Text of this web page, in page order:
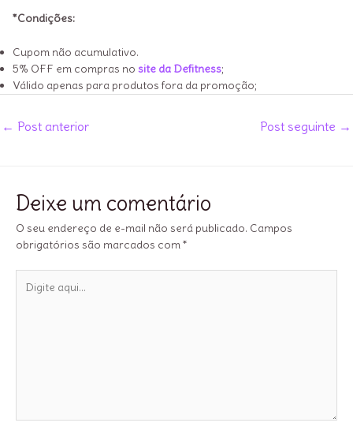
*Condições:
Cupom não acumulativo.
5% OFF em compras no site da Defitness;
Válido apenas para produtos fora da promoção;
Post
navigation
← Post anterior Post seguinte →
Deixe um comentário
O seu endereço de e-mail não será publicado. Campos
obrigatórios são marcados com*
aqui...